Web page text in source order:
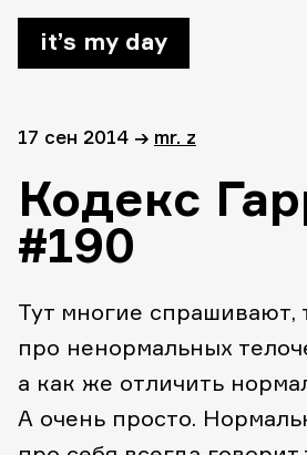
it’s my day
17 сен 2014 → mr. z
Кодекс
#190
Тут многие
про ненормальных
а как же отличить
А очень просто.